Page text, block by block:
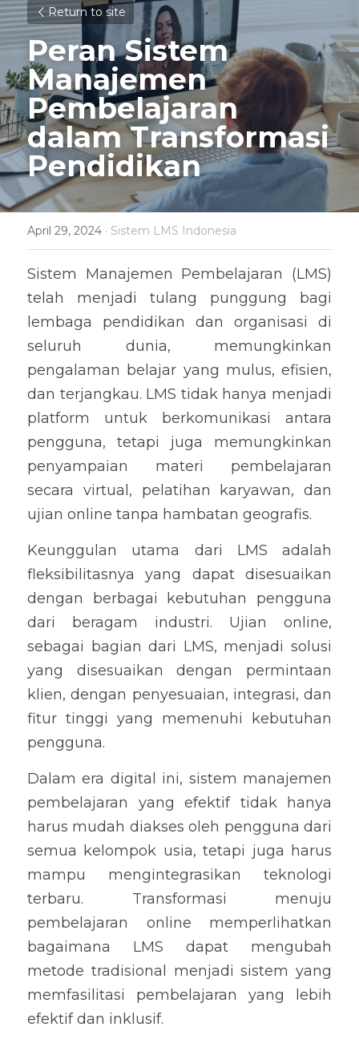
Return to site
Peran Sistem
Manajemen
Pembelajaran
dalam Transformasi
Pendidikan
April 29, 2024 · Sistem LMS Indonesia
Sistem Manajemen Pembelajaran (LMS)
telah menjadi tulang punggung bagi
lembaga pendidikan dan organisasi di
seluruh dunia, memungkinkan
pengalaman belajar yang mulus, efisien,
dan terjangkau. LMS tidak hanya menjadi
platform untuk berkomunikasi antara
pengguna, tetapi juga memungkinkan
penyampaian materi pembelajaran
secara virtual, pelatihan karyawan, dan
ujian online tanpa hambatan geografis.
Keunggulan utama dari LMS adalah
fleksibilitasnya yang dapat disesuaikan
dengan berbagai kebutuhan pengguna
dari beragam industri. Ujian online,
sebagai bagian dari LMS, menjadi solusi
yang disesuaikan dengan permintaan
klien, dengan penyesuaian, integrasi, dan
fitur tinggi yang memenuhi kebutuhan
pengguna.
Dalam era digital ini, sistem manajemen
pembelajaran yang efektif tidak hanya
harus mudah diakses oleh pengguna dari
semua kelompok usia, tetapi juga harus
mampu mengintegrasikan teknologi
terbaru. Transformasi menuju
pembelajaran online memperlihatkan
bagaimana LMS dapat mengubah
metode tradisional menjadi sistem yang
memfasilitasi pembelajaran yang lebih
efektif dan inklusif.